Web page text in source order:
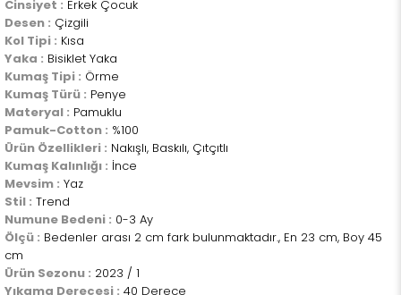
Cinsiyet : Erkek Çocuk
Desen : Çizgili
Kol Tipi : Kısa
Yaka : Bisiklet Yaka
Kumaş Tipi : Örme
Kumaş Türü : Penye
Materyal : Pamuklu
Pamuk-Cotton : %100
Ürün Özellikleri : Nakışlı, Baskılı, Çıtçıtlı
Kumaş Kalınlığı : İnce
Mevsim : Yaz
Stil : Trend
Numune Bedeni : 0-3 Ay
Ölçü : Bedenler arası 2 cm fark bulunmaktadır., En 23 cm, Boy 45
cm
Ürün Sezonu : 2023 / 1
Yıkama Derecesi : 40 Derece